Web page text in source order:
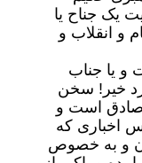
یک جناح یا
و انقلاب و
و یا جناب
خیر! سخن
است و
اخباری که
و به خصوص